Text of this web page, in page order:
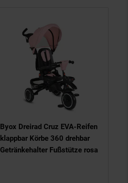
Byox Dreirad Cruz EVA-Reifen
klappbar Körbe 360 drehbar
Getränkehalter Fußstütze rosa